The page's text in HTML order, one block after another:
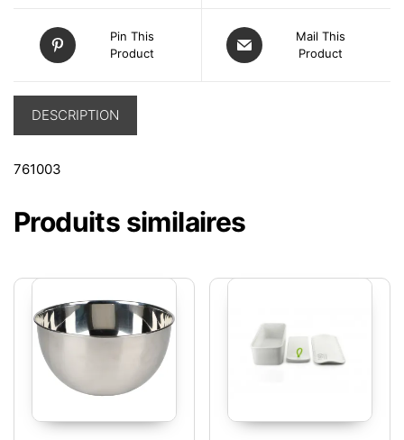
Pin This
Product
Mail This
Product
DESCRIPTION
761003
Produits similaires